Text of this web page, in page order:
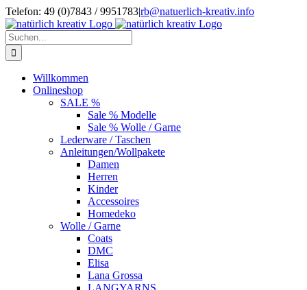
Zum
Inhalt
springen
Telefon: 49 (0)7843 / 9951783|rb@natuerlich-kreativ.info
Suche
nach:
Willkommen
Onlineshop
SALE %
Sale % Modelle
Sale % Wolle / Garne
Lederware / Taschen
Anleitungen/Wollpakete
Damen
Herren
Kinder
Accessoires
Homedeko
Wolle / Garne
Coats
DMC
Elisa
Lana Grossa
LANGYARNS